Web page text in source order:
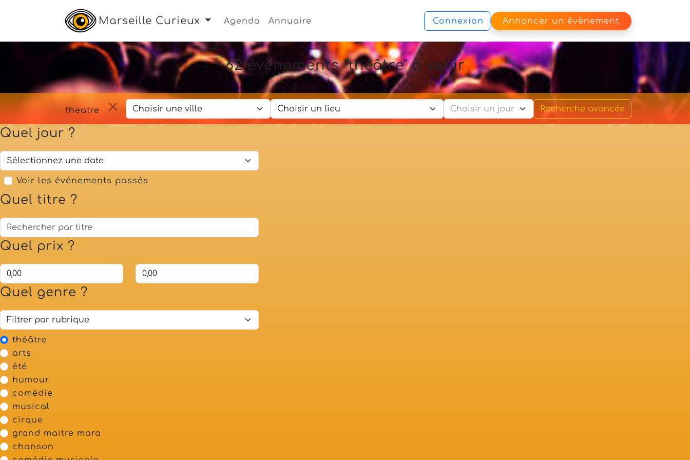
Marseille Curieux Agenda Annuaire Connexion Annoncer un évènement
62 évènements "théâtre" à venir
theatre Recherche avancée
Quel jour ?
Voir les événements passés
Quel titre ?
Quel prix ?
Quel genre ?
théâtre
arts
été
humour
comédie
musical
cirque
grand maitre mara
chanson